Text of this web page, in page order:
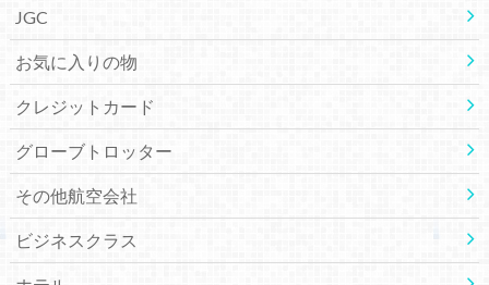
JGC
お気に入りの物
クレジットカード
グローブトロッター
その他航空会社
ビジネスクラス